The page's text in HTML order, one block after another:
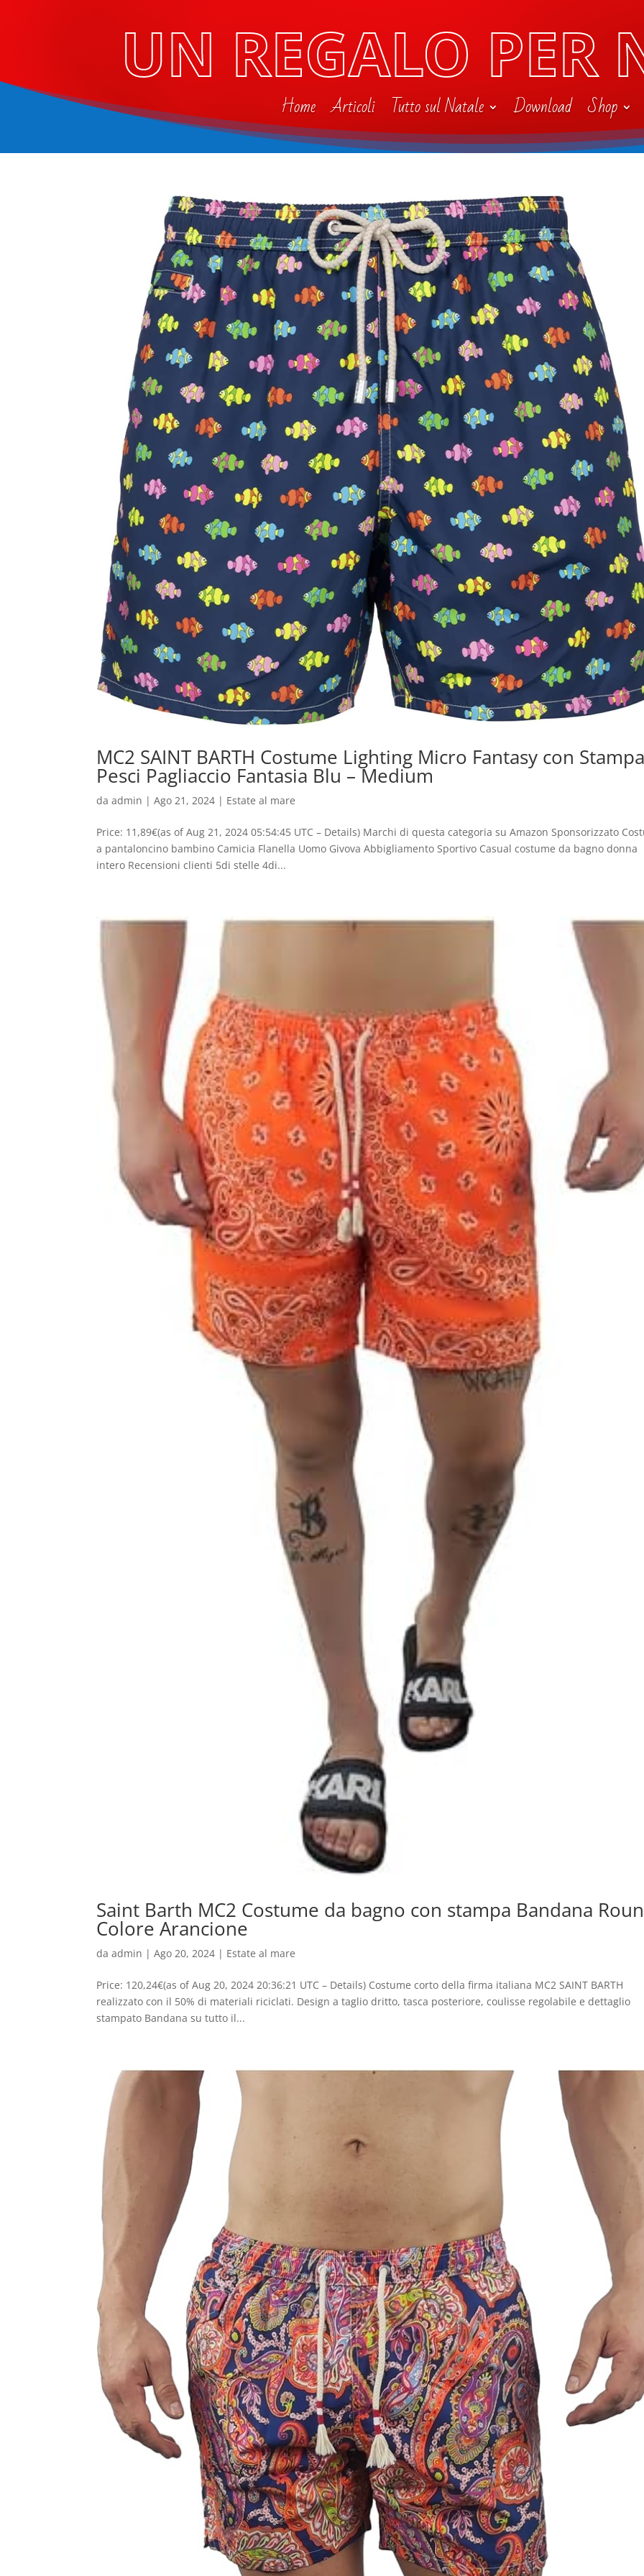
UN REGALO PER
Home Articoli Tutto sul Natale Download Shop
MC2 SAINT BARTH Costume Lighting Micro Fantasy con
Pesci Pagliaccio Fantasia Blu – Medium
daadmin |Ago 21, 2024 | Estate al mare
Price: 11,89€(as of Aug 21, 2024 05:54:45 UTC – Details) Marchi di questa categoria su Amazon Sponsorizzato
a pantaloncino bambino Camicia Flanella Uomo Givova Abbigliamento Sportivo Casual costume da bagno donna
intero Recensioni clienti 5di stelle 4di...
Saint Barth MC2 Costume da bagno con stampa Bandana
Colore Arancione
daadmin |Ago 20, 2024 | Estate al mare
Price: 120,24€(as of Aug 20, 2024 20:36:21 UTC – Details) Costume corto della firma italiana MC2 SAINT BARTH
realizzato con il 50% di materiali riciclati. Design a taglio dritto, tasca posteriore, coulisse regolabile e dettaglio
stampato Bandana su tutto il...